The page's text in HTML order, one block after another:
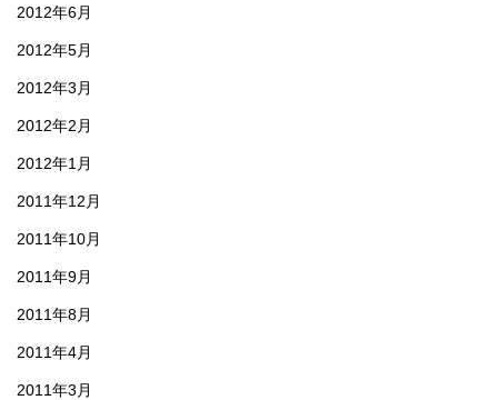
2012年6月
2012年5月
2012年3月
2012年2月
2012年1月
2011年12月
2011年10月
2011年9月
2011年8月
2011年4月
2011年3月